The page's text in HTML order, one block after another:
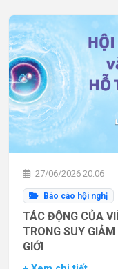
27/06/2026 20:06
Báo cáo hội nghị
TÁC ĐỘNG CỦA
TRONG SUY
GIỚI